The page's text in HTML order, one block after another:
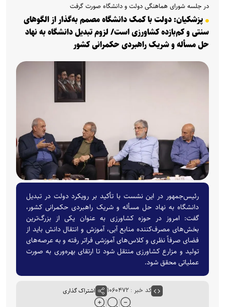
در جلسه شورای هماهنگی دولت و دانشگاه صورت گرفت
پزشکیان: دولت با کمک دانشگاه مصمم به‌گذار از الگوهای
سنتی و کم‌بازده کشاورزی است/ لزوم تبدیل دانشگاه به نهاد
حل مسأله و شریک راهبردی حکمرانی کشور
رئیس‌جمهور در این نشست با تأکید بر رویکرد دولت در تبدیل
دانشگاه به نهاد حل مسأله و شریک راهبردی حکمرانی کشور،
گفت: امروز در حوزه کشاورزی به عنوان یکی از بزرگ‌ترین
بخش‌های مصرف‌کننده منابع آبی، آموزش و انتقال دانش باید از
فضای صرفاً نظری و کلاس‌های آموزشی فراتر رفته و به عرصه‌های
تولید و مزارع کشاورزی منتقل شود تا ارتقای بهره‌وری به صورت
عملیاتی محقق شود.
کد خبر : ۱۰۶۰۴۷۲ اشتراک گذاری